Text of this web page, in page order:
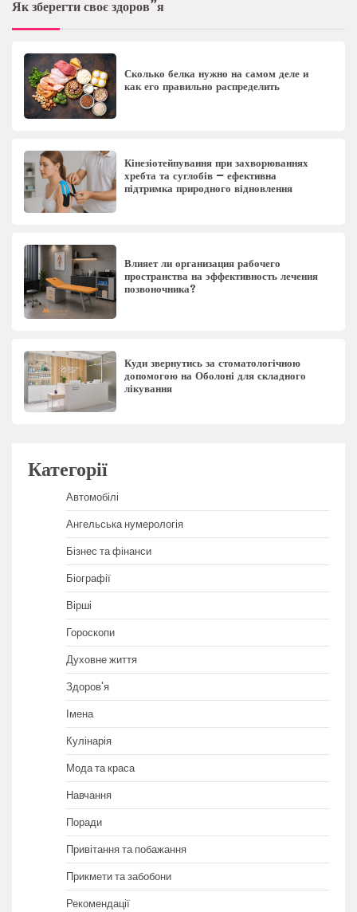
Як зберегти своє здоров”я
Сколько белка нужно на самом деле и
как его правильно распределить
Кінезіотейпування при захворюваннях
хребта та суглобів – ефективна
підтримка природного відновлення
Влияет ли организация рабочего
пространства на эффективность лечения
позвоночника?
Куди звернутись за стоматологічною
допомогою на Оболоні для складного
лікування
Категорії
Автомобілі
Ангельська нумерологія
Бізнес та фінанси
Біографії
Вірші
Гороскопи
Духовне життя
Здоров'я
Імена
Кулінарія
Мода та краса
Навчання
Поради
Привітання та побажання
Прикмети та забобони
Рекомендації